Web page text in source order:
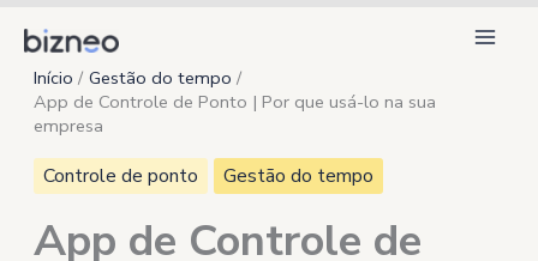
para
conteúdo
Início
Gestão do tempo
App de Controle de Ponto | Por que usá-lo na sua
empresa
Controle de ponto Gestão do tempo
App de Controle de